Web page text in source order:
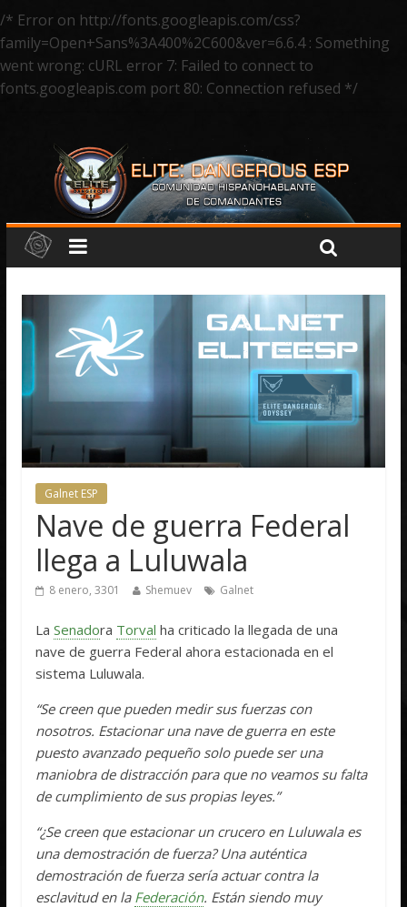
/* Error on http://fonts.googleapis.com/css?
family=Open+Sans%3A400%2C600&ver=6.6.4 : Something
went wrong: cURL error 7: Failed to connect to
fonts.googleapis.com port 80: Connection refused */
Galnet ESP
Nave de guerra Federal
llega a Luluwala
8 enero, 3301 Shemuev Galnet
LaSenadora Torval ha criticado la llegada de una
nave de guerra Federal ahora estacionada en el
sistema Luluwala.
“Se creen que pueden medir sus fuerzas con
nosotros. Estacionar una nave de guerra en este
puesto avanzado pequeño solo puede ser una
maniobra de distracción para que no veamos su falta
de cumplimiento de sus propias leyes.”
“¿Se creen que estacionar un crucero en Luluwala es
una demostración de fuerza? Una auténtica
demostración de fuerza sería actuar contra la
esclavitud en la Federación. Están siendo muy